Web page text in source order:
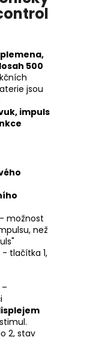
500
jsou
impuls
- možnost
než
- tlačítka 1,
–
2, stav